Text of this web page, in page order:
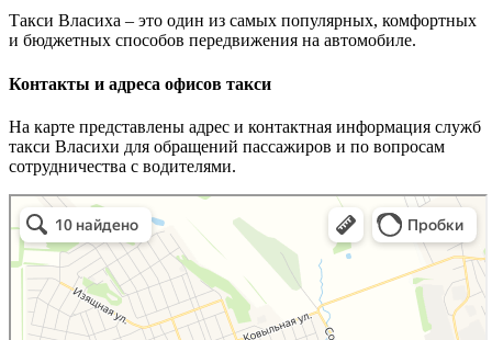
Такси Власиха – это один из самых популярных, комфортных
и бюджетных способов передвижения на автомобиле.
Контакты и адреса офисов такси
На карте представлены адрес и контактная информация служб
такси Власихи для обращений пассажиров и по вопросам
сотрудничества с водителями.